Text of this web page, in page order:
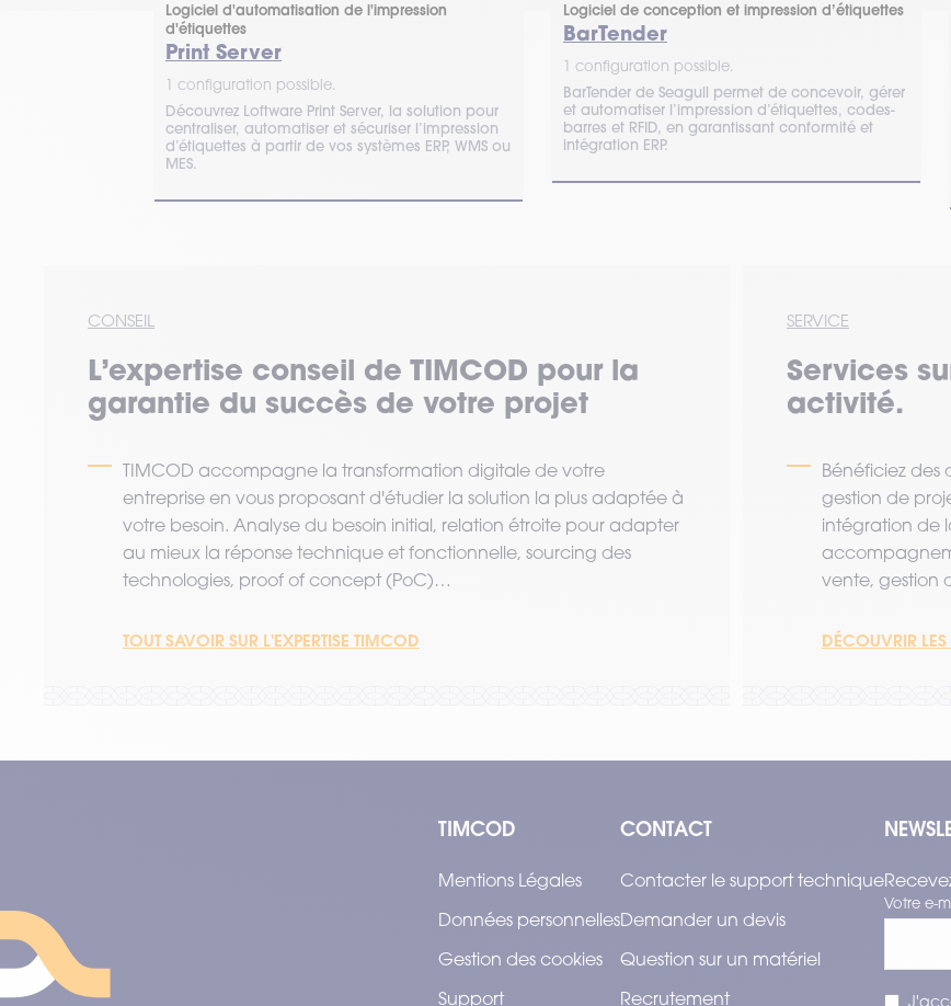
Logiciel d'automatisation de l'impression
d'étiquettes
Print Server
1 configuration possible.
Découvrez Loftware Print Server, la solution pour
centraliser, automatiser et sécuriser l’impression
d’étiquettes à partir de vos systèmes ERP, WMS ou
MES.
Logiciel de conception et impression d’étiquettes
BarTender
1 configuration possible.
BarTender de Seagull permet de concevoir, gérer
et automatiser l’impression d’étiquettes, codes-
barres et RFID, en garantissant conformité et
intégration ERP.
CONSEIL
L’expertise conseil de TIMCOD pour la
garantie du succès de votre projet
TIMCOD accompagne la transformation digitale de votre
entreprise en vous proposant d'étudier la solution la plus adaptée à
votre besoin. Analyse du besoin initial, relation étroite pour adapter
au mieux la réponse technique et fonctionnelle, sourcing des
technologies, proof of concept (PoC)…
TOUT SAVOIR SUR L'EXPERTISE TIMCOD
SERVICE
Services
activité.
Bénéficiez des
gestion de
intégration de
vente, gestion
DÉCOUVRIR
TIMCOD
Mentions Légales
Données personnelles
Gestion des cookies
Support
CONTACT
Contacter le support technique
Demander un devis
Question sur un matériel
Recrutement
Votre e-